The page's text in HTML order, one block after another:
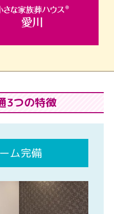
3つの特徴
ム完備